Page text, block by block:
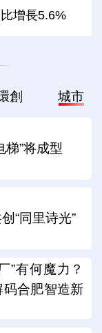
增長5.6%
創 城市
梯”将成型
“同里诗光”
”有何魔力？
合肥智造新